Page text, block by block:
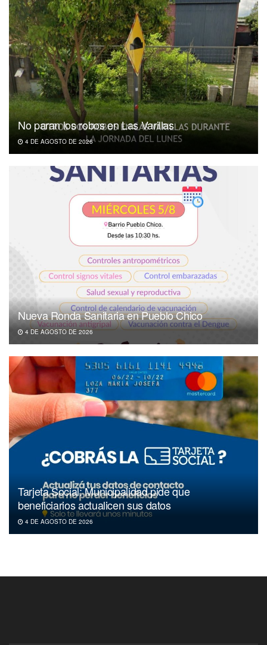
No paran los robos en Las Varillas
4 DE AGOSTO DE 2026
Nueva Ronda Sanitaria en Pueblo Chico
4 DE AGOSTO DE 2026
Tarjeta Social: Municipalidad pide que
beneficiarios actualicen sus datos
4 DE AGOSTO DE 2026